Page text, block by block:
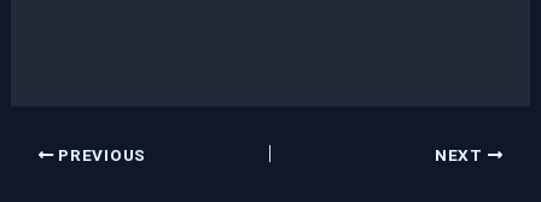
PREVIOUS NEXT